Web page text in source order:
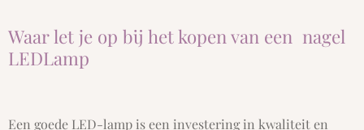
Waar let je op bij het kopen van een nagel
LEDLamp
Een goede LED-lamp is een investering in kwaliteit en